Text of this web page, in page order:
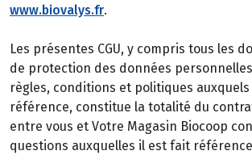
www.biovalys.fr.
Les présentes CGU, y compris tous les
de protection des données
règles, conditions et politiques
référence, constitue la totalité du
entre vous et Votre Magasin Biocoop
questions auxquelles il est fait